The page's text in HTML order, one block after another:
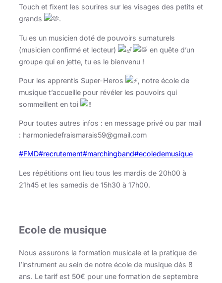
Touch et fixent les sourires sur les visages des petits et
grands
.
Tu es un musicien doté de pouvoirs surnaturels
(musicien confirmé et lecteur)
en quête d’un
groupe qui en jette, tu es le bienvenu !
Pour les apprentis Super-Heros
, notre école de
musique t’accueille pour révéler les pouvoirs qui
sommeillent en toi
Pour toutes autres infos : en message privé ou par mail
: harmoniedefraismarais59@gmail.com
#FMD#recrutement#marchingband#ecoledemusique
Les répétitions ont lieu tous les mardis de 20h00 à
21h45 et les samedis de 15h30 à 17h00.
Ecole de musique
Nous assurons la formation musicale et la pratique de
l’instrument au sein de notre école de musique dés 8
ans. Le tarif est 50€ pour une formation de septembre